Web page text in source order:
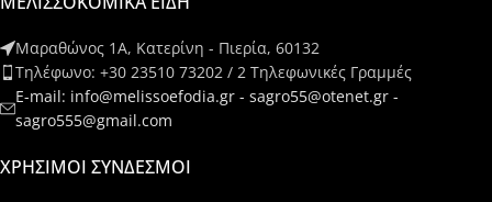
Μαραθώνος 1Α, Κατερίνη - Πιερία, 60132
Τηλέφωνο: +30 23510 73202 / 2 Τηλεφωνικές Γραμμές
E-mail: info@melissoefodia.gr - sagro55@otenet.gr -
sagro555@gmail.com
ΧΡΉΣΙΜΟΙ ΣΎΝΔΕΣΜΟΙ